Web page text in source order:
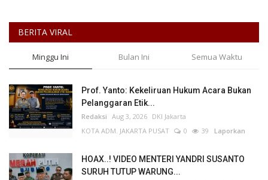
BERITA VIRAL
Minggu Ini Bulan Ini Semua Waktu
Prof. Yanto: Kekeliruan Hukum Acara Bukan
Pelanggaran Etik...
Redaksi Aug 3, 2026 DKI Jakarta
KOTA ADM. JAKARTA PUSAT
0 39 Laporkan
HOAX..! VIDEO MENTERI YANDRI SUSANTO
SURUH TUTUP WARUNG...